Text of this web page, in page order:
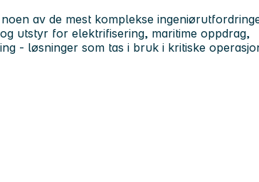
av de mest komplekse
utstyr for elektrifisering, maritime oppdrag,
- løsninger som tas i bruk i kritiske